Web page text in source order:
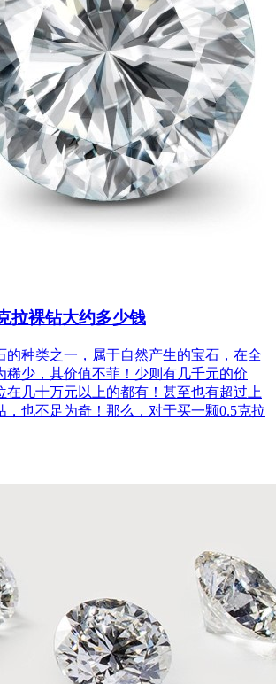
拉裸钻大约多少钱
的种类之一，属于自然产生的宝石，在全
稀少，其价值不菲！少则有几千元的价
在几十万元以上的都有！甚至也有超过上
，也不足为奇！那么，对于买一颗0.5克拉